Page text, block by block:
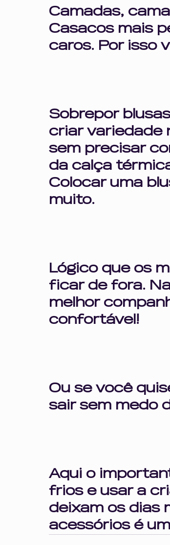
Camadas,
Casacos mais
caros. Por isso
Sobrepor
criar variedade
sem precisar
da calça
Colocar uma
muito.
Lógico que os
ficar de fora.
melhor
confortável!
Ou se você
sair sem medo
Aqui o
frios e usar a
deixam os dias
acessórios é